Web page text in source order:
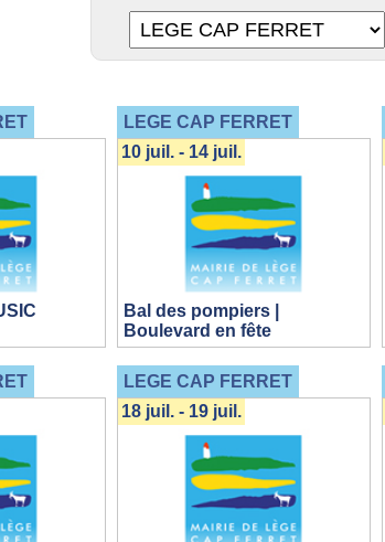
LEGE CAP FERRET
Bal des pompiers |
Boulevard en fête
10 juil. - 14 juil.
LEGE CAP FERRET
18 juil. - 19 juil.